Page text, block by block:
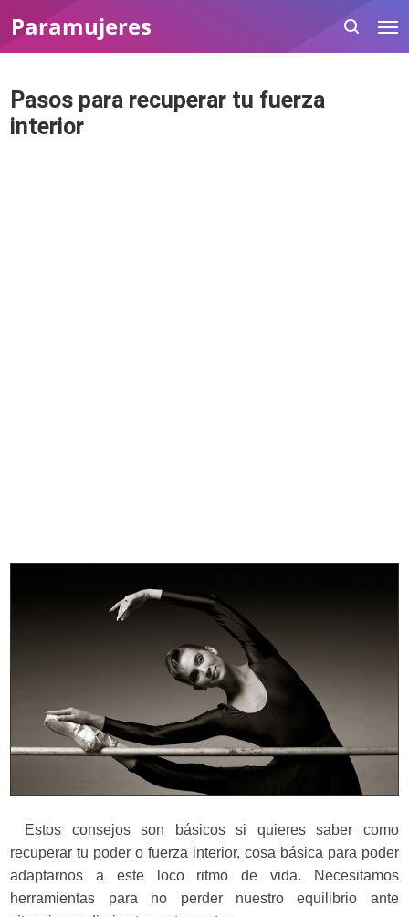
Paramujeres
Pasos para recuperar tu fuerza
interior
Estos consejos son básicos si quieres saber como
recuperar tu poder o fuerza interior, cosa básica para poder
adaptarnos a este loco ritmo de vida. Necesitamos
herramientas para no perder nuestro equilibrio ante